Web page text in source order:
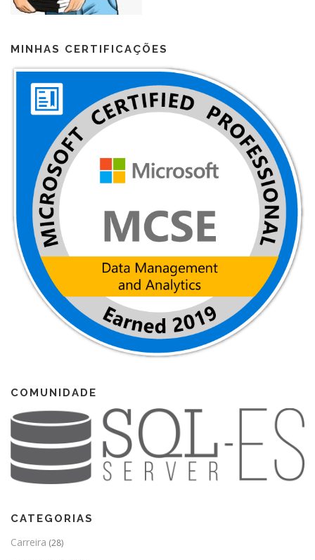
MINHAS CERTIFICAÇÕES
COMUNIDADE
CATEGORIAS
Carreira (28)